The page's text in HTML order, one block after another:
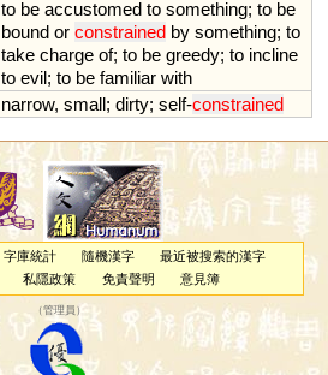
to be accustomed to something; to be
bound or constrained by something; to
take charge of; to be greedy; to incline
to evil; to be familiar with
narrow, small; dirty; self-constrained
字庫統計 隨機漢字
最近被搜索的漢字
私隱政策 免責聲明 意見簿
（管理員 ）